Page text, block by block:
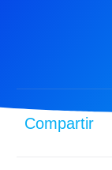
Compartir